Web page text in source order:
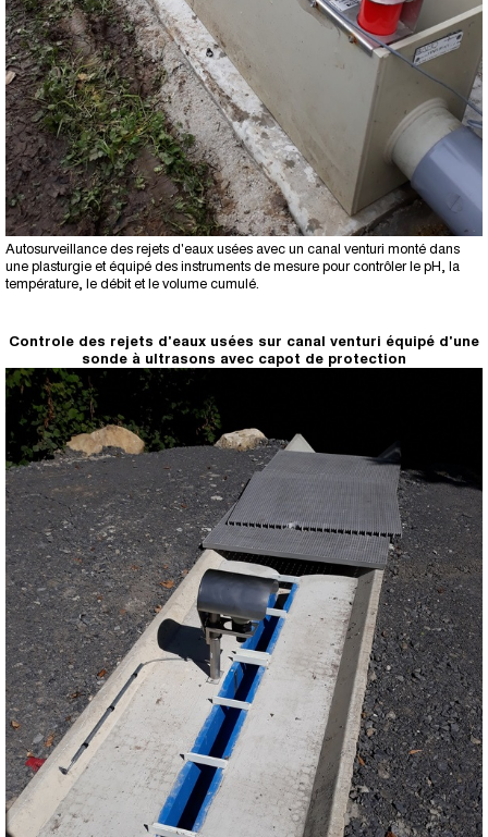
Autosurveillance des rejets d'eaux usées avec un canal venturi monté dans
une plasturgie et équipé des instruments de mesure pour contrôler le pH, la
température, le débit et le volume cumulé.
Controle des rejets d'eaux usées sur canal venturi équipé d'une
sonde à ultrasons avec capot de protection